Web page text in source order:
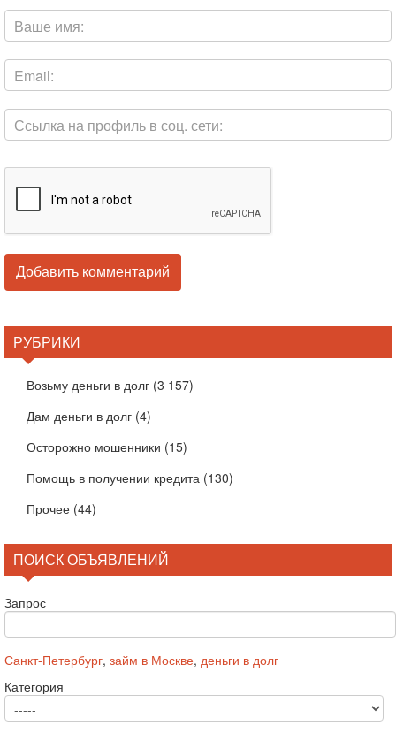
РУБРИКИ
Возьму деньги в долг (3 157)
Дам деньги в долг (4)
Осторожно мошенники (15)
Помощь в получении кредита (130)
Прочее (44)
ПОИСК ОБЪЯВЛЕНИЙ
Запрос
Санкт-Петербург, займ в Москве, деньги в долг
Категория